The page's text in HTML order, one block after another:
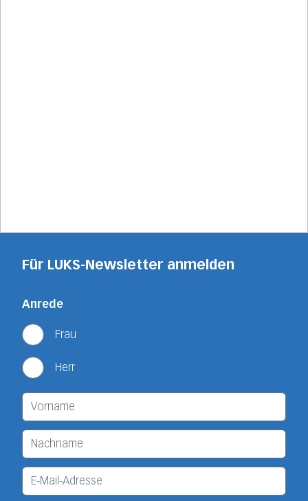
Für LUKS-Newsletter anmelden
Anrede
Frau
Herr